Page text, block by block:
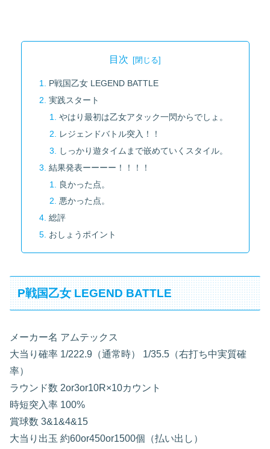
目次
P戦国乙女 LEGEND BATTLE
実践スタート
やはり最初は乙女アタック一閃からでしょ。
レジェンドバトル突入！！
しっかり遊タイムまで嵌めていくスタイル。
結果発表ーーーー！！！！
良かった点。
悪かった点。
総評
おしょうポイント
P戦国乙女 LEGEND BATTLE
メーカー名 アムテックス
大当り確率 1/222.9（通常時） 1/35.5（右打ち中実質確
率）
ラウンド数 2or3or10R×10カウント
時短突入率 100%
賞球数 3&1&4&15
大当り出玉 約60or450or1500個（払い出し）